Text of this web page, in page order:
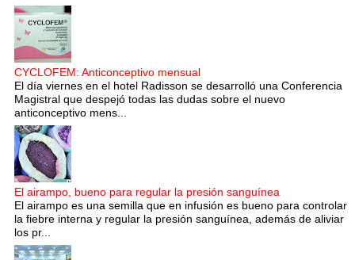
CYCLOFEM: Anticonceptivo mensual
El día viernes en el hotel Radisson se desarrolló una Conferencia
Magistral que despejó todas las dudas sobre el nuevo
anticonceptivo mens...
El airampo, bueno para regular la presión sanguínea
El airampo es una semilla que en infusión es bueno para controlar
la fiebre interna y regular la presión sanguínea, además de aliviar
los pr...